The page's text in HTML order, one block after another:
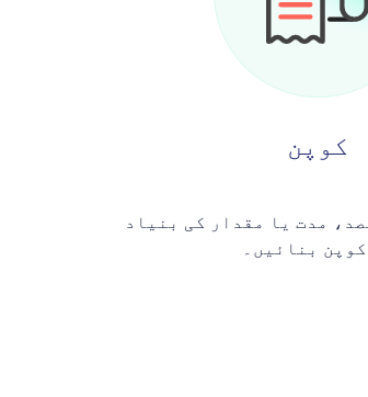
کوپن
مدت یا مقدار کی بنیاد
بنائیں۔